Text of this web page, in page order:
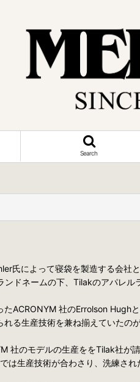
Search
氏によって寝袋を製造する会社と
ドネームの下、Tilakのアパレル
ACRONYM 社のErrolson Hughと
る生産技術を兼ね揃えていたの
社のモデルの生産ををTilak社が請
生産技術が合わさり、洗練され